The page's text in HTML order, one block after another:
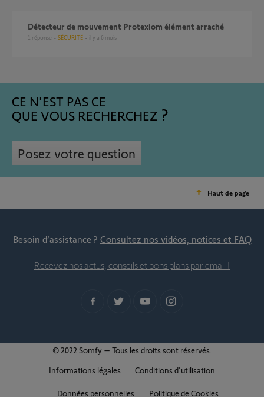
détecteur de mouvement Protexiom élément arraché
1 réponse SÉCURITÉ il y a 6 mois
CE N'EST PAS CE
QUE VOUS RECHERCHEZ
Posez votre question
Haut de page
Besoin d’assistance ? Consultez nos vidéos, notices et FAQ
Recevez nos actus, conseils et bons plans par email !
© 2022 Somfy – Tous les droits sont réservés.
Informations légales
Conditions d'utilisation
Données personnelles Politique de Cookies